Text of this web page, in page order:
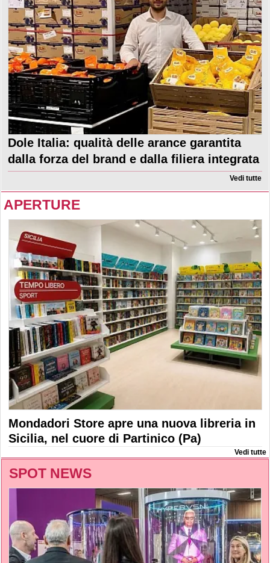
Dole Italia: qualità delle arance garantita
dalla forza del brand e dalla filiera integrata
Vedi tutte
APERTURE
Mondadori Store apre una nuova libreria in
Sicilia, nel cuore di Partinico (Pa)
Vedi tutte
SPOT NEWS